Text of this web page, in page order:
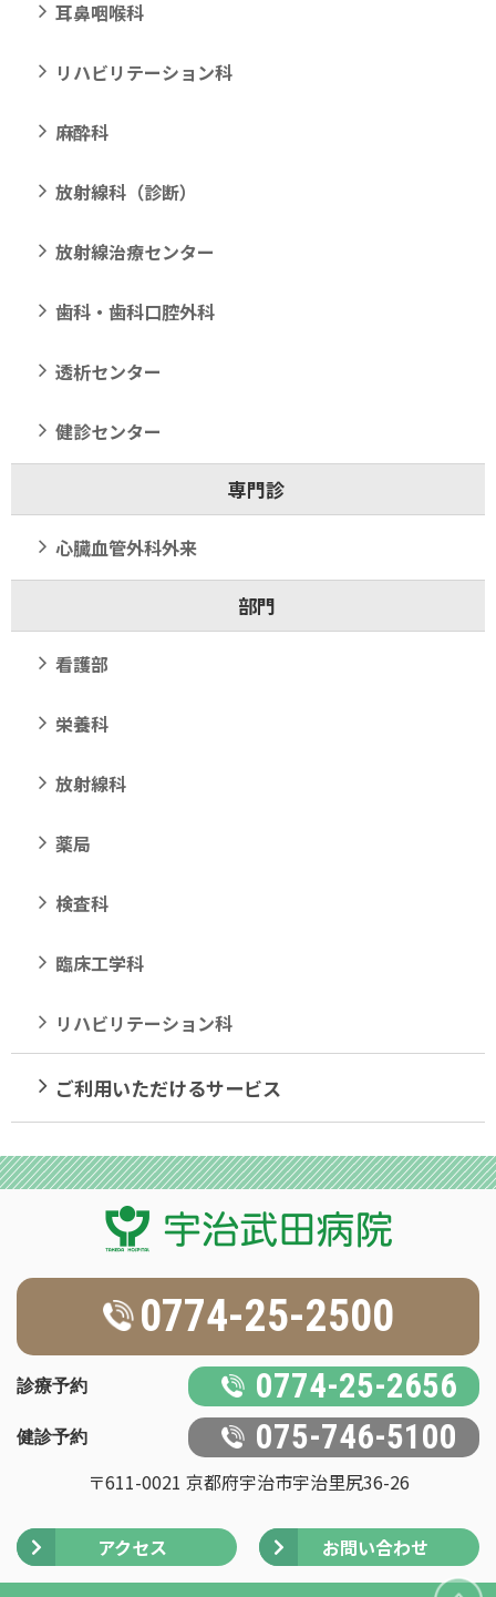
耳鼻咽喉科
リハビリテーション科
麻酔科
放射線科（診断）
放射線治療センター
歯科・歯科口腔外科
透析センター
健診センター
専門診
心臓血管外科外来
部門
看護部
栄養科
放射線科
薬局
検査科
臨床工学科
リハビリテーション科
ご利用いただけるサービス
0774-25-2500
診療予約 0774-25-2656
健診予約 075-746-5100
〒611-0021 京都府宇治市宇治里尻36-26
アクセス お問い合わせ